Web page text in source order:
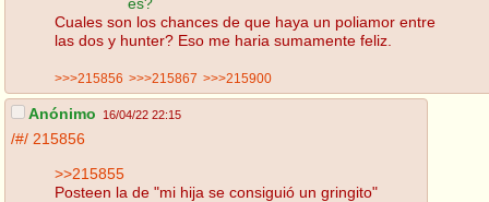
Cuales son los chances de que haya un poliamor entre
las dos y hunter? Eso me haria sumamente feliz.
>>>215856 >>>215867 >>>215900
Anónimo 16/04/22 22:15
/#/ 215856
>>215855
Posteen la de "mi hija se consiguió un gringito"